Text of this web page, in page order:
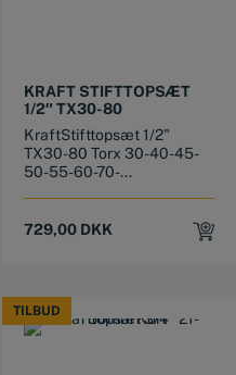
KRAFT STIFTTOPSÆT
1/2″ TX30-80
KraftStifttopsæt 1/2"
TX30-80 Torx 30-40-45-
50-55-60-70-...
729,00 DKK
TILBUD
TILBUD